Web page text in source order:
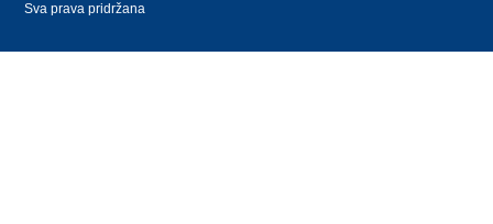
Sva prava pridržana